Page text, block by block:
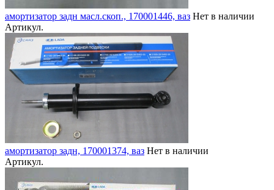
амортизатор задн масл.скоп., 170001446, ваз Нет в наличии
Артикул.
амортизатор задн, 170001374, ваз Нет в наличии
Артикул.